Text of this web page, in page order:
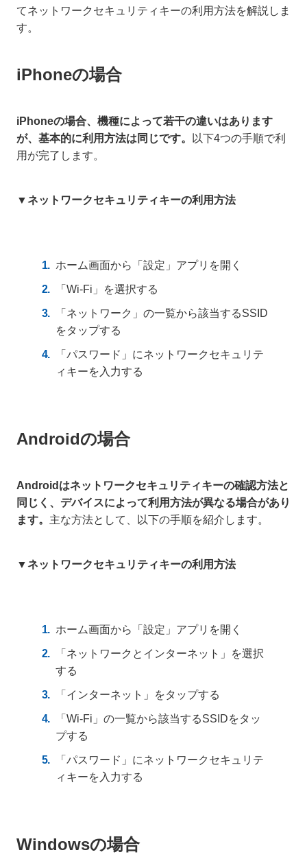
てネットワークセキュリティキーの利用方法を解説しま
す。
iPhoneの場合
iPhoneの場合、機種によって若干の違いはあります
が、基本的に利用方法は同じです。
以下4つの手順で利
用が完了します。
▼ネットワークセキュリティキーの利用方法
ホーム画面から「設定」アプリを開く
「Wi-Fi」を選択する
「ネットワーク」の一覧から該当するSSID
をタップする
「パスワード」にネットワークセキュリテ
ィキーを入力する
Androidの場合
Androidはネットワークセキュリティキーの確認方法と
同じく、デバイスによって利用方法が異なる場合があり
ます。 主な方法として、以下の手順を紹介します。
▼ネットワークセキュリティキーの利用方法
ホーム画面から「設定」アプリを開く
「ネットワークとインターネット」を選択
する
「インターネット」をタップする
「Wi-Fi」の一覧から該当するSSIDをタッ
プする
「パスワード」にネットワークセキュリテ
ィキーを入力する
Windowsの場合